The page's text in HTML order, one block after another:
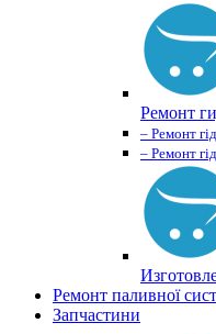
Ремонт
– Ремонт
– Ремонт
Ремонт паливної
Запчастини